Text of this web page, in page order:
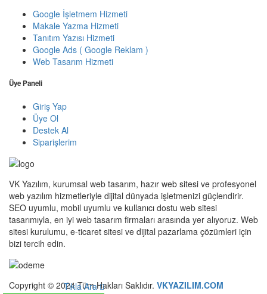
Tıkla Ara
Google İşletmem Hizmeti
Makale Yazma Hizmeti
Tanıtım Yazısı Hizmeti
Google Ads ( Google Reklam )
Web Tasarım Hizmeti
Üye Paneli
Giriş Yap
Üye Ol
Destek Al
Siparişlerim
VK Yazılım, kurumsal web tasarım, hazır web sitesi ve profesyonel
web yazılım hizmetleriyle dijital dünyada işletmenizi güçlendirir.
SEO uyumlu, mobil uyumlu ve kullanıcı dostu web sitesi
tasarımıyla, en iyi web tasarım firmaları arasında yer alıyoruz. Web
sitesi kurulumu, e-ticaret sitesi ve dijital pazarlama çözümleri için
bizi tercih edin.
Copyright © 2024 Tüm Hakları Saklıdır. VKYAZILIM.COM